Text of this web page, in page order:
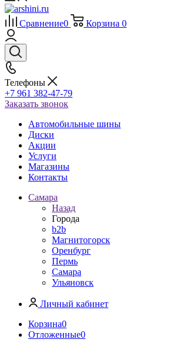
Сравнение0 Корзина 0
Телефоны
+7 961 382-47-79
Заказать звонок
Автомобильные шины
Диски
Акции
Услуги
Магазины
Контакты
Самара
Назад
Города
b2b
Магнитогорск
Оренбург
Пермь
Самара
Ульяновск
Личный кабинет
Корзина0
Отложенные0